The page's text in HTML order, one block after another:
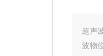
超声
波物